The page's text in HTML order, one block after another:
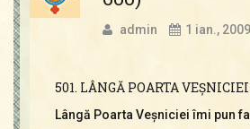
admin 1 ian., 2009
501. LÂNGĂ POARTA VEŞNICIEI
Lângă Poarta Veşniciei îmi pun